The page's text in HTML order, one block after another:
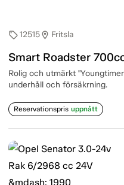
sell12515location_on Fritsla
Smart Roadster
Rolig och utmärkt
underhåll och försäkrning.
Reservationspris uppnått